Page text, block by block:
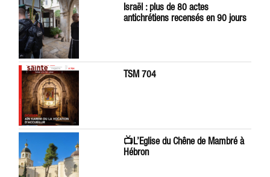
Israël : plus de 80 actes
antichrétiens recensés en 90 jours
TSM 704
📺L’Eglise du Chêne de Mambré à
Hébron